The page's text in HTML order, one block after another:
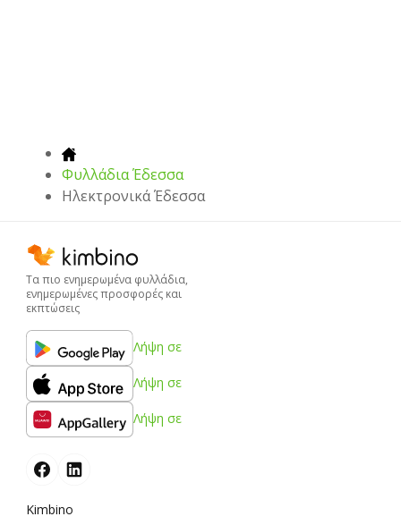
Φυλλάδια Έδεσσα
Hλεκτρονικά Έδεσσα
Τα πιο ενημερωμένα φυλλάδια,
ενημερωμένες προσφορές και
εκπτώσεις
Λήψη σε
Λήψη σε
Λήψη σε
Kimbino